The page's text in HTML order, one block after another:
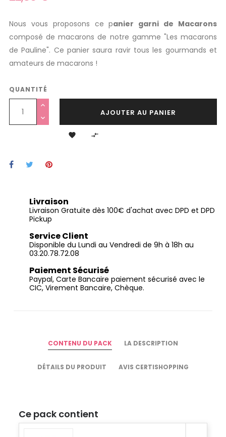
Nous vous proposons ce panier garni de Macarons
composé de macarons de notre gamme "Les macarons
de Pauline". Ce panier saura ravir tous les gourmands et
amateurs de macarons !
QUANTITÉ
AJOUTER AU PANIER
 
Livraison
Livraison Gratuite dès 100€ d'achat avec DPD et DPD
Pickup
Service Client
Disponible du Lundi au Vendredi de 9h à 18h au
03.20.78.72.08
Paiement Sécurisé
Paypal, Carte Bancaire paiement sécurisé avec le
CIC, Virement Bancaire, Chèque.
CONTENU DU PACK LA DESCRIPTION
DÉTAILS DU PRODUIT AVIS CERTISHOPPING
Ce pack contient